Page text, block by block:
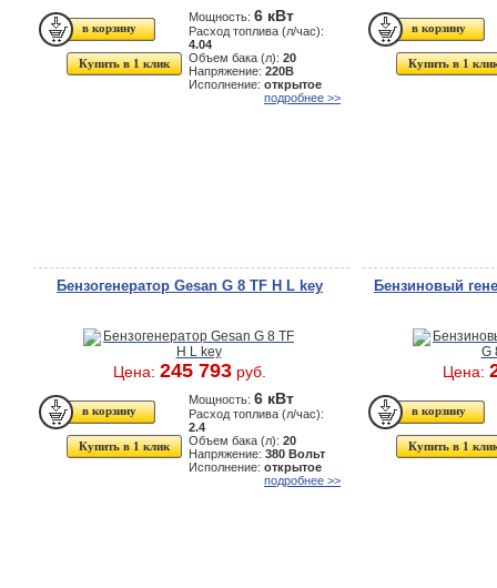
Купить в 1 клик
Мощность: 6 кВт
Расход топлива (л/час):
4.04
Объем бака (л): 20
Напряжение: 220В
Исполнение: открытое
подробнее >>
Купить в 1
Бензогенератор Gesan G 8 TF H L key
Цена: 245 793 руб.
Купить в 1 клик
Мощность: 6 кВт
Расход топлива (л/час):
2.4
Объем бака (л): 20
Напряжение: 380 Вольт
Исполнение: открытое
подробнее >>
Бензиновый
Цена:
Купить в 1